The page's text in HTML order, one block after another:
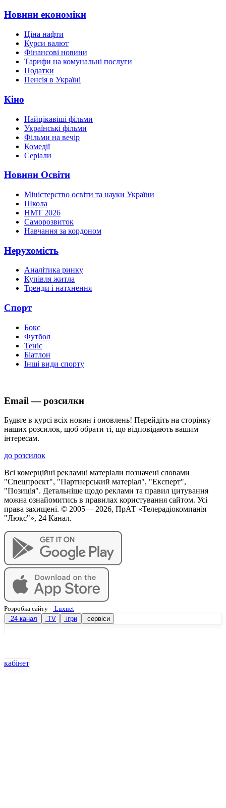
Новини економіки
Ціна нафти
Курси валют
Фінансові новини
Тарифи на комунальні послуги
Податки
Пенсія в Україні
Кіно
Найцікавіші фільми
Українські фільми
Фільми на вечір
Комедії
Серіали
Новини Освіти
Міністерство освіти та науки України
Школа
НМТ 2026
Саморозвиток
Навчання за кордоном
Нерухомість
Аналітика ринку
Купівля житла
Тренди і натхнення
Спорт
Бокс
Футбол
Теніс
Біатлон
Інші види спорту
Email — розсилки
Будьте в курсі всіх новин і оновлень! Перейдіть на сторінку
наших розсилок, щоб обрати ті, що відповідають вашим
інтересам.
до розсилок
Всі комерційні рекламні матеріали позначені словами
"Спецпроєкт", "Партнерський матеріал", "Експерт",
"Позиція". Детальніше щодо реклами та правил цитування
можна ознайомитись в правилах користування сайтом. Усі
права захищені. © 2005— 2026, ПрАТ «Телерадіокомпанія
"Люкс"», 24 Канал.
Розробка сайту - Luxnet
24 канал
TV ігри сервіси
кабінет